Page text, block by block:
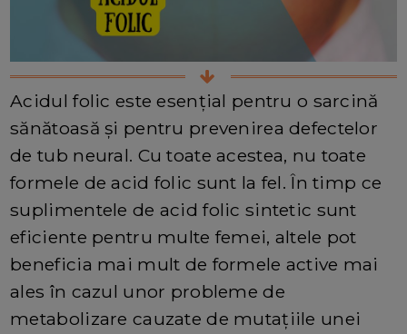
Acidul folic este esențial pentru o sarcină
sănătoasă și pentru prevenirea defectelor
de tub neural. Cu toate acestea, nu toate
formele de acid folic sunt la fel. În timp ce
suplimentele de acid folic sintetic sunt
eficiente pentru multe femei, altele pot
beneficia mai mult de formele active mai
ales în cazul unor probleme de
metabolizare cauzate de mutațiile unei